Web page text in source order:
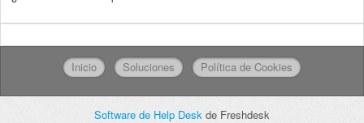
Inicio Soluciones Política de Cookies
Software de Help Desk de Freshdesk